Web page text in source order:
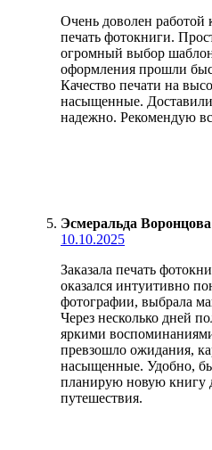
Очень доволен работой
печать фотокниги.
огромный выбор
оформления прошли
Качество печати на
насыщенные.
надежно. Рекомендую
Эсмеральда Воронцова
10.10.2025
Заказала печать
оказался интуитивно
фотографии, выбрала
Через несколько дней
яркими
превзошло ожидания,
насыщенные. Удобно,
планирую новую книгу
путешествия.